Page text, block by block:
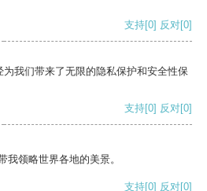
支持[0] 反对[0]
我们带来了无限的隐私保护和安全性保
支持[0] 反对[0]
我领略世界各地的美景。
支持[0] 反对[0]